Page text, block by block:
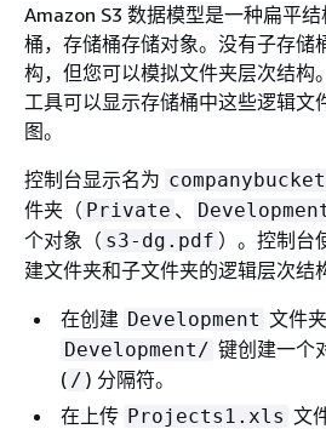
Amazon S3 数据模型是一种扁平
桶，存储桶存储对象。没有子存储
构，但您可以模拟文件夹层次结构
工具可以显示存储桶中这些逻辑文
图。
控制台显示名为 companybucket
件夹（ Private 、
个对象（ s3-dg.pdf ）。控制台
建文件夹和子文件夹的逻辑层次结
在创建 Development 文件
Development/ 键创建一个
( / ) 分隔符。
在上传 Projects1.xls 文